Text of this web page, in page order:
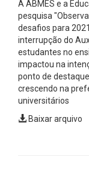
A ABMES e a
pesquisa
desafios para
interrupção do
estudantes no
impactou na
ponto de
crescendo na
universitários
Baixar arquivo